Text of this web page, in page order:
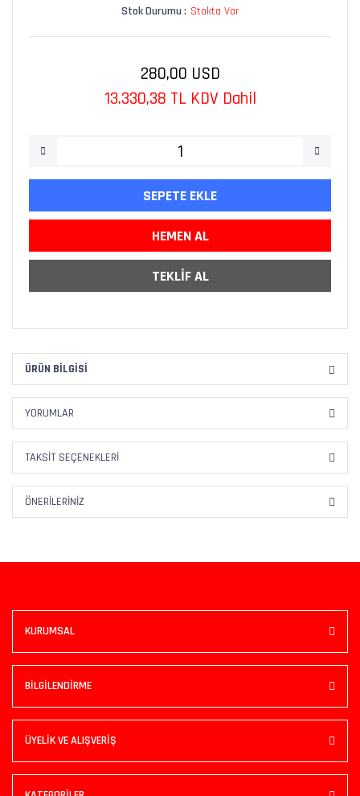
Stok Durumu : Stokta Var
280,00 USD
13.330,38 TL KDV Dahil
SEPETE EKLE
HEMEN AL
TEKLİF AL
ÜRÜN BILGISI
YORUMLAR
TAKSIT SEÇENEKLERI
ÖNERILERINIZ
KURUMSAL
BİLGİLENDİRME
ÜYELİK VE ALIŞVERİŞ